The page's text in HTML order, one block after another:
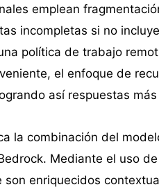
emplean
incompletas si no
política de trabajo
el enfoque de
así respuestas
la combinación del
Mediante el uso
enriquecidos